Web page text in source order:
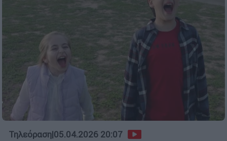
Τηλεόραση|05.04.2026 20:07